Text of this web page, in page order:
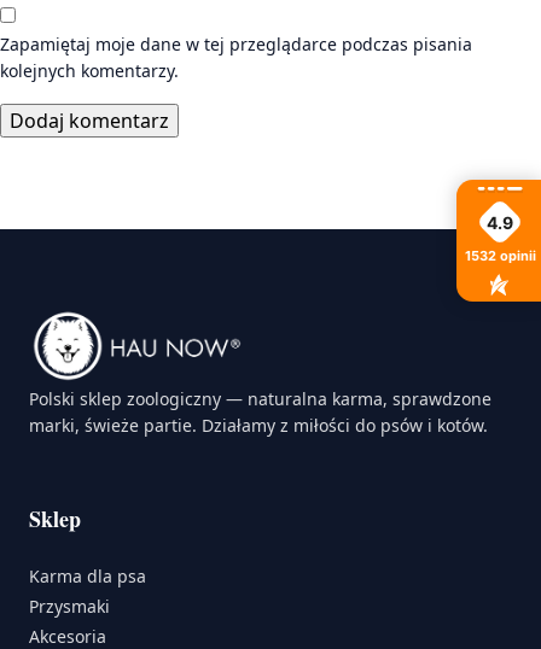
Zapamiętaj moje dane w tej przeglądarce podczas pisania
kolejnych komentarzy.
Polski sklep zoologiczny — naturalna karma, sprawdzone
marki, świeże partie. Działamy z miłości do psów i kotów.
Sklep
Karma dla psa
Przysmaki
Akcesoria
4.9
1532 opinii